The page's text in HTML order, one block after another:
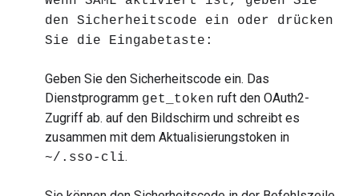
den Sicherheitscode ein oder drücken
Sie die Eingabetaste:
Geben Sie den Sicherheitscode ein. Das
Dienstprogramm get_token ruft den OAuth2-
Zugriff ab. auf den Bildschirm und schreibt es
zusammen mit dem Aktualisierungstoken in
~/.sso-cli.